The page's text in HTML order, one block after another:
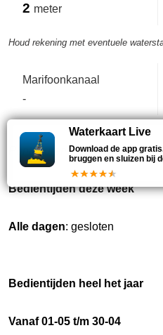
2 meter
Houd rekening met eventuele
Marifoonkanaal
-
Puntdeuren.
Bedientijden deze week
Alle dagen: gesloten
Bedientijden heel het jaar
Vanaf 01-05 t/m 30-04
Waterkaart Live
Download de app
bruggen en sluizen bij